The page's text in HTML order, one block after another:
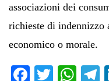
associazioni dei
richieste di indennizzo
economico o morale.
Fa T
W